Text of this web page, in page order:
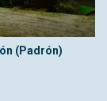
(Padrón)